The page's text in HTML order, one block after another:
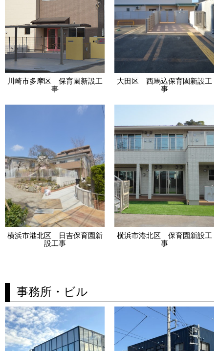
川崎市多摩区 保育園新設工
事
大田区 西馬込保育園新設工
事
横浜市港北区 日吉保育園新
設工事
横浜市港北区 保育園新設工
事
事務所・ビル